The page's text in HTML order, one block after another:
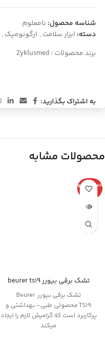
شناسه محصول: نامعلوم
دسته: ابزار سلامت, ارگونومیک,
برند محصولات : Zyklusmed
به اشتراک بگذارید:
محصولات مشابه
اتمام موجو
دی
تشک برقی بیورر beurer ts19
تشک برقی بیورر Beurer
TS19 محصولی طبی- بهداشتی و
پرکاربرد است که گرامیش لازم را ایجاد
میکند